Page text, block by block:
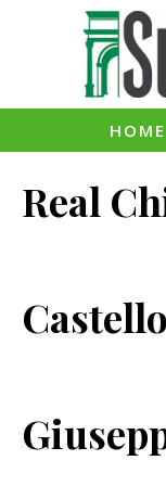
HOME
Real